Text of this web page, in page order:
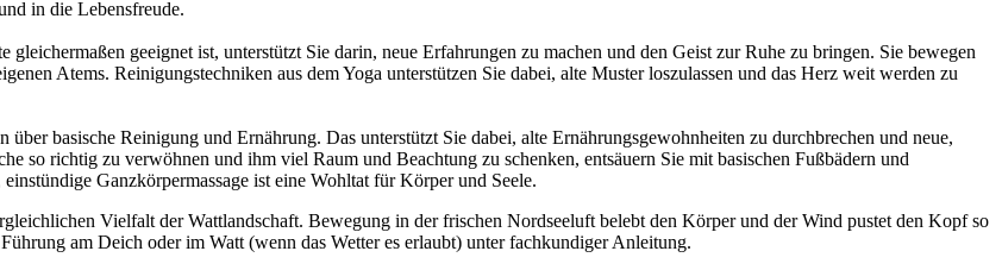
in die Lebensfreude.
geeignet ist, unterstützt Sie darin, neue Erfahrungen zu machen und den Geist zur Ruhe zu bringen. Sie bewegen
Atems. Reinigungstechniken aus dem Yoga unterstützen Sie dabei, alte Muster loszulassen und das Herz weit werden zu
basische Reinigung und Ernährung. Das unterstützt Sie dabei, alte Ernährungsgewohnheiten zu durchbrechen und neue,
so richtig zu verwöhnen und ihm viel Raum und Beachtung zu schenken, entsäuern Sie mit basischen Fußbädern und
Ganzkörpermassage ist eine Wohltat für Körper und Seele.
Vielfalt der Wattlandschaft. Bewegung in der frischen Nordseeluft belebt den Körper und der Wind pustet den Kopf so
am Deich oder im Watt (wenn das Wetter es erlaubt) unter fachkundiger Anleitung.